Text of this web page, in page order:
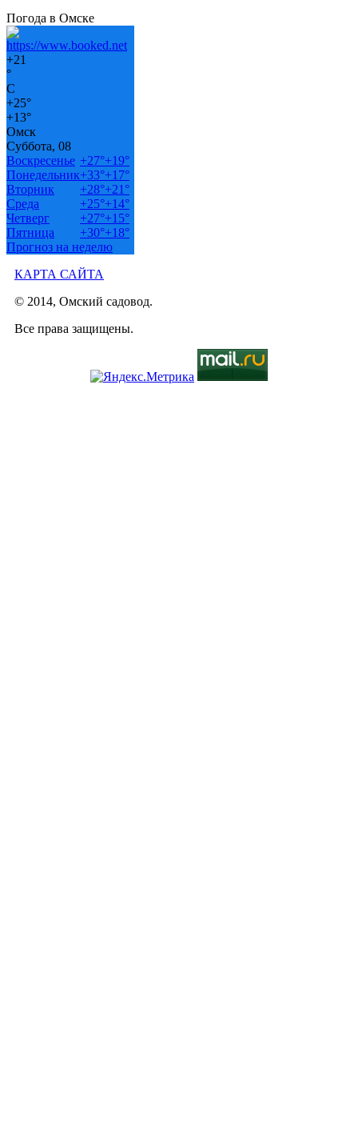
Погода в Омске
+21
°
C
+25°
+13°
Омск
Суббота, 08
Воскресенье +27°+19°
Понедельник+33°+17°
Вторник
+28°+21°
Среда
+25°+14°
Четверг
+27°+15°
Пятница
+30°+18°
Прогноз на неделю
КАРТА САЙТА
© 2014, Омский садовод.
Все права защищены.